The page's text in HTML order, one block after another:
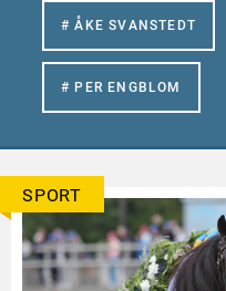
# ÅKE SVANSTEDT
# PER ENGBLOM
SPORT